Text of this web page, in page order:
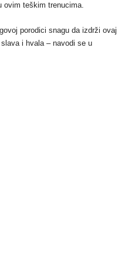
ovim teškim trenucima.
porodici snagu da izdrži ovaj
i hvala – navodi se u